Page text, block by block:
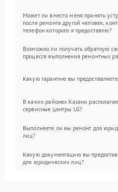
Может ли вместо меня принять
после ремонта другой человек,
телефон которого я предоставлю?
Возможно ли получать обратную
процессе выполнения ремонтных
Какую гарантию вы
В каких районах Казани
сервисные центры LG?
Выполняете ли вы ремонт для
лиц?
Какую документацию вы
для юридических лиц?